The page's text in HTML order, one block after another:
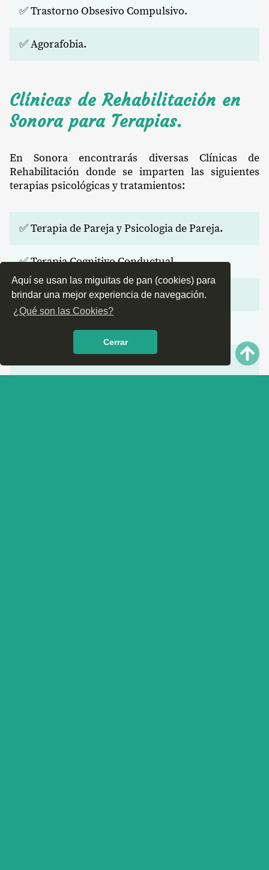
Aquí se usan las miguitas de pan (cookies) para
brindar una mejor experiencia de navegación.
¿Qué son las Cookies?
Cerrar
✅ Trastorno Obsesivo Compulsivo.
✅ Agorafobia.
Clínicas de Rehabilitación en
Sonora para Terapias.
En Sonora encontrarás diversas Clínicas de
Rehabilitación donde se imparten las siguientes
terapias psicológicas y tratamientos:
✅ Terapia de Pareja y Psicologia de Pareja.
✅ Terapia Cognitivo Conductual.
✅ Psicoterapia.
✅ Terapia Sistémica.